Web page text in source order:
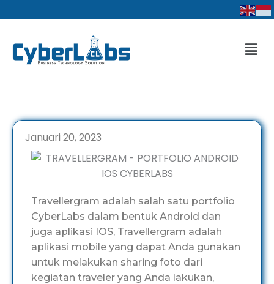
ke
Januari 20, 2023
Travellergram adalah salah satu portfolio
CyberLabs dalam bentuk Android dan
juga aplikasi IOS, Travellergram adalah
aplikasi mobile yang dapat Anda gunakan
untuk melakukan sharing foto dari
kegiatan traveler yang Anda lakukan,